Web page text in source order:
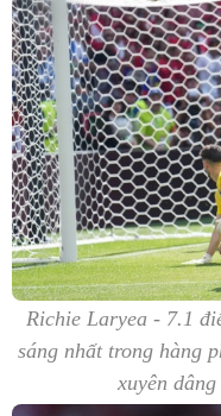
Richie Laryea - 7.1
sáng nhất trong hàng
xuyên